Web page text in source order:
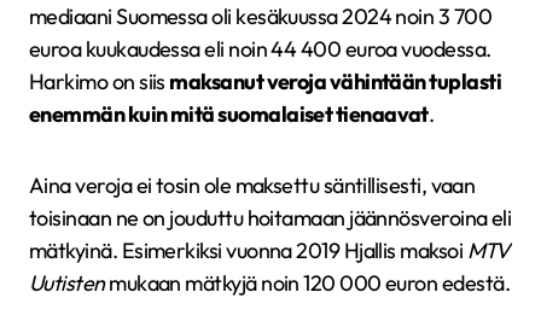
mediaani Suomessa oli kesäkuussa 2024 noin 3 700
euroa kuukaudessa eli noin 44 400 euroa vuodessa.
Harkimo on siis maksanut veroja vähintään tuplasti
enemmän kuin mitä suomalaiset tienaavat.
Aina veroja ei tosin ole maksettu säntillisesti, vaan
toisinaan ne on jouduttu hoitamaan jäännösveroina eli
mätkyinä. Esimerkiksi vuonna 2019 Hjallis maksoi MTV
Uutistenmukaan mätkyjä noin 120 000 euron edestä.